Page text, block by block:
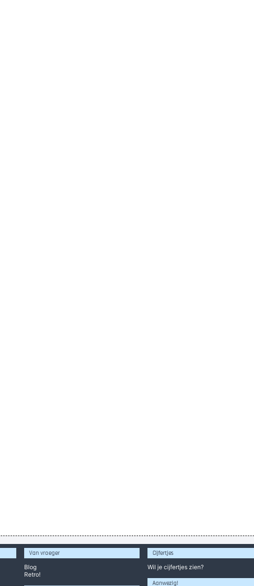
Den hiele tiejd bullebakke tege
de appel valt niet
Van vroeger
Blog
Retro!
Cijfertjes
Wil je cijfertjes zien?
Aanwezig!